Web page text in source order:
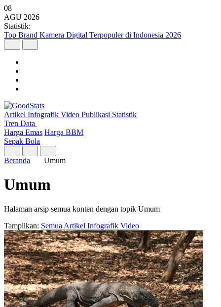
08
AGU 2026
Statistik:
Malaysia Pimpin Kunjungan Wisatawan Mancanegara ke Indonesia
pada Semester I 2026
ArtikelInfografik
Tren Data
Harga Emas
Sepak Bola
Umum
Tampilkan: SemuaArtikelInfografik Video